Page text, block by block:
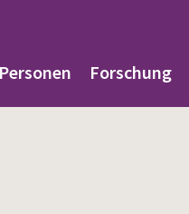
Personen Forschung